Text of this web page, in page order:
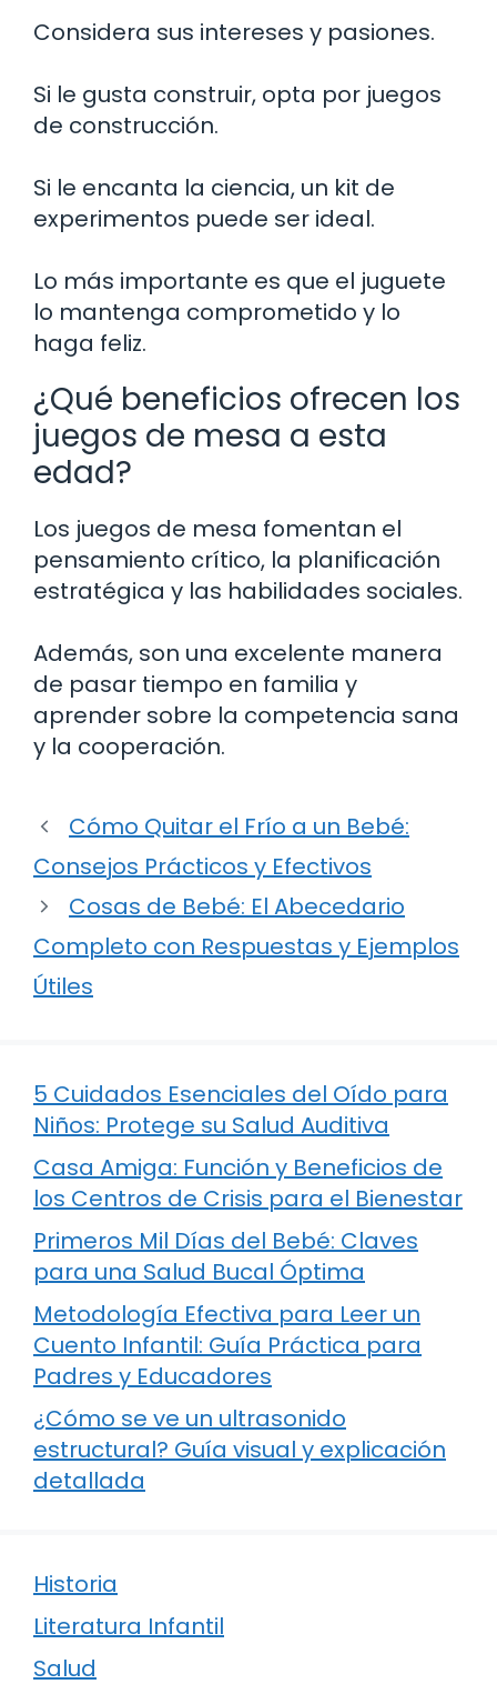
Considera sus intereses y pasiones.
Si le gusta construir, opta por juegos
de construcción.
Si le encanta la ciencia, un kit de
experimentos puede ser ideal.
Lo más importante es que el juguete
lo mantenga comprometido y lo
haga feliz.
¿Qué beneficios ofrecen los
juegos de mesa a esta
edad?
Los juegos de mesa fomentan el
pensamiento crítico, la planificación
estratégica y las habilidades sociales.
Además, son una excelente manera
de pasar tiempo en familia y
aprender sobre la competencia sana
y la cooperación.
Cómo Quitar el Frío a un Bebé:
Consejos Prácticos y Efectivos
Cosas de Bebé: El Abecedario
Completo con Respuestas y Ejemplos
Útiles
5 Cuidados Esenciales del Oído para
Niños: Protege su Salud Auditiva
Casa Amiga: Función y Beneficios de
los Centros de Crisis para el Bienestar
Primeros Mil Días del Bebé: Claves
para una Salud Bucal Óptima
Metodología Efectiva para Leer un
Cuento Infantil: Guía Práctica para
Padres y Educadores
¿Cómo se ve un ultrasonido
estructural? Guía visual y explicación
detallada
Historia
Literatura Infantil
Salud